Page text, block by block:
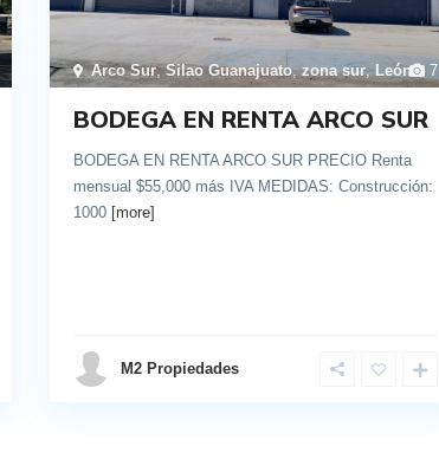
7
Arco Sur,Silao Guanajuato,zona sur, León
BODEGA EN RENTA ARCO SUR
BODEGA EN RENTA ARCO SUR PRECIO Renta
mensual $55,000 más IVA MEDIDAS: Construcción:
1000 [more]
M2 Propiedades